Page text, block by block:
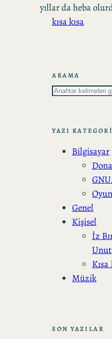
yıllar da heba
kısa kısa
ARAMA
A
YAZI
Bilgisayar
Oyun
Genel
Kişisel
İz
Kısa
Müzik
SON YAZILAR